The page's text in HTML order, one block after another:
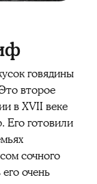
говядины
второе
в XVII веке
Его готовили
сочного
очень